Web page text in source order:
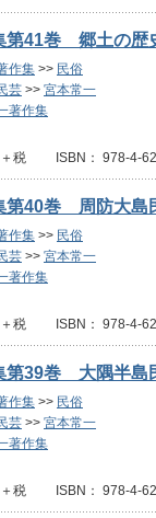
第41巻 郷土の歴
作集 >> 民俗
芸 >> 宮本常一
著作集
＋税 ISBN： 978-4-
第40巻 周防大島
作集 >> 民俗
芸 >> 宮本常一
著作集
＋税 ISBN： 978-4-
第39巻 大隅半島
作集 >> 民俗
芸 >> 宮本常一
著作集
＋税 ISBN： 978-4-